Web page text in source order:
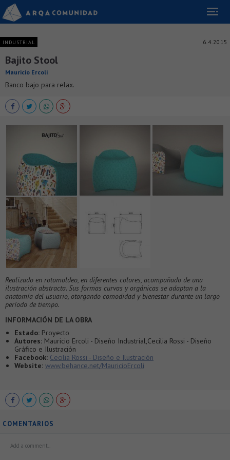
INDUSTRIAL 6.4.2015
Bajito Stool
Mauricio Ercoli
Banco bajo para relax.
Realizado en rotomoldeo, en diferentes colores, acompañado de una
ilustración abstracta. Sus formas curvas y orgánicas se adaptan a la
anatomía del usuario, otorgando comodidad y bienestar durante un largo
período de tiempo.
INFORMACIÓN DE LA OBRA
Estado: Proyecto
Autores: Mauricio Ercoli - Diseño Industrial,Cecilia Rossi - Diseño
Gráfico e Ilustración
Facebook: Cecilia Rossi - Diseño e Ilustración
Website: www.behance.net/MauricioErcoli
COMENTARIOS